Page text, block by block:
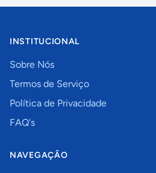
INSTITUCIONAL
Sobre Nós
Termos de Serviço
Política de Privacidade
FAQ's
NAVEGAÇÃO